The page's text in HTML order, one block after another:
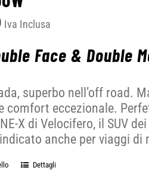
Iva Inclusa
Face & Double
superbo nell’off road.
comfort eccezionale.
X di Velocifero, il SUV
anche per viaggi di
Dettagli